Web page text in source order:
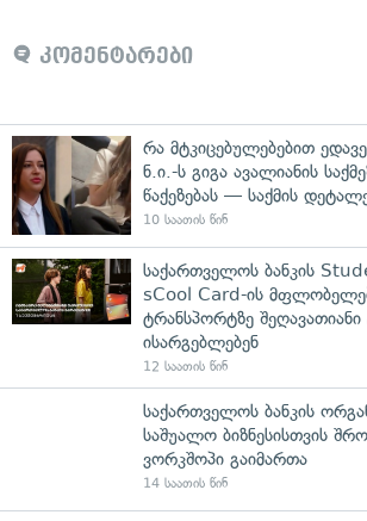
კომენტარები
რა მტკიცებულებებით
ნ.ი.-ს გიგა ავალიანის
წაქეზებას — საქმის
10 საათის წინ
საქართველოს ბანკის
sCool Card-ის
ტრანსპორტზე
ისარგებლებენ
12 საათის წინ
საქართველოს ბანკის
საშუალო ბიზნესისთვის
ვორკშოპი გაიმართა
14 საათის წინ